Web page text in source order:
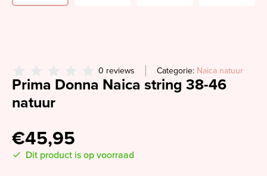
0 reviews Categorie: Naica natuur
Prima Donna Naica string 38-46
natuur
€45,95
Dit product is op voorraad